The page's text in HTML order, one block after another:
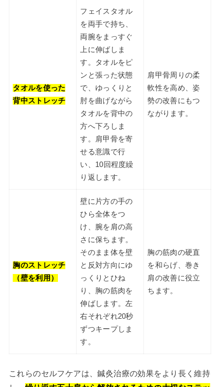
タオルを使った
背中ストレッチ
フェイスタオル
を両手で持ち、
両腕をまっすぐ
上に伸ばしま
す。タオルをピ
ンと張った状態
で、ゆっくりと
肘を曲げながら
タオルを背中の
方へ下ろしま
す。肩甲骨を寄
せる意識で行
い、10回程度繰
り返します。
肩甲骨周りの柔
軟性を高め、姿
勢の改善にもつ
ながります。
胸のストレッチ
（壁を利用）
壁に片方の手の
ひら全体をつ
け、腕を肩の高
さに保ちます。
そのまま体を壁
と反対方向にゆ
っくりとひね
り、胸の筋肉を
伸ばします。左
右それぞれ20秒
ずつキープしま
す。
胸の筋肉の硬直
を和らげ、巻き
肩の改善に役立
ちます。
これらのセルフケアは、鍼灸治療の効果をより長く維持